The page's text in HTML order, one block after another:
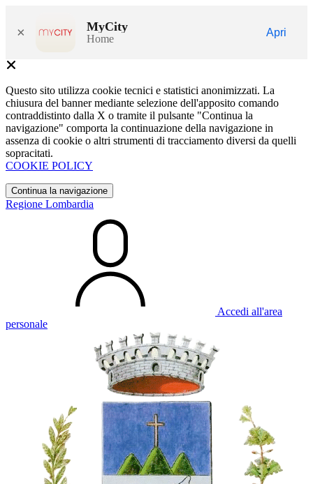
× MyCity
Home
Apri
Questo sito utilizza cookie tecnici e statistici anonimizzati. La
chiusura del banner mediante selezione dell'apposito comando
contraddistinto dalla X o tramite il pulsante "Continua la
navigazione" comporta la continuazione della navigazione in
assenza di cookie o altri strumenti di tracciamento diversi da quelli
sopracitati.
COOKIE POLICY
Continua la navigazione
Regione Lombardia
Accedi all'area
personale